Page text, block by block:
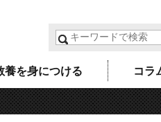
養を身につける コラ